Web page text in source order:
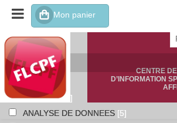
CENTRE
D’INFORMATION
affiner ou comparer
Catégories
[30]
FRANCE[10]
ANALYSE DE DONNEES [5]